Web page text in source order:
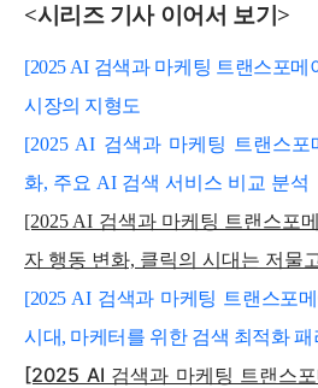
<시리즈 기사 이어서 보기>
[2025 AI 검색과 마케팅 트랜스포메
시장의 지형도
[2025 AI 검색과 마케팅 트랜스
화, 주요 AI 검색 서비스 비교 분석
[2025 AI 검색과 마케팅 트랜스포
자 행동 변화, 클릭의 시대는 저물
[2025 AI 검색과 마케팅 트랜스포
시대, 마케터를 위한 검색 최적화
[2025 AI 검색과 마케팅 트랜스